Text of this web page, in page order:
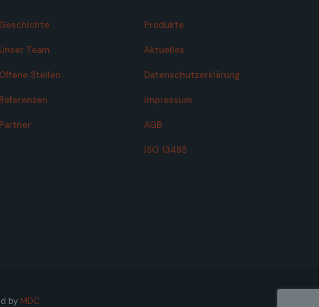
Geschichte
Unser Team
Offene Stellen
Referenzen
Partner
Produkte
Aktuelles
Datenschutzerklärung
Impressum
AGB
ISO 13485
by MDC